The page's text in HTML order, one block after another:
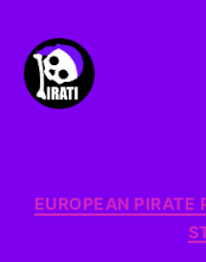
EUROPEAN PIRATE